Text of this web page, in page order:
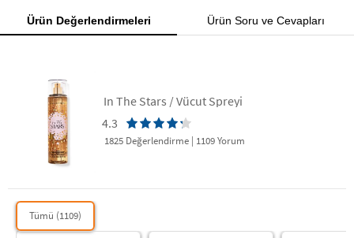
Ürün Değerlendirmeleri Ürün Soru ve Cevapları
In The Stars / Vücut Spreyi
4.3
1825 Değerlendirme | 1109 Yorum
Tümü (1109)